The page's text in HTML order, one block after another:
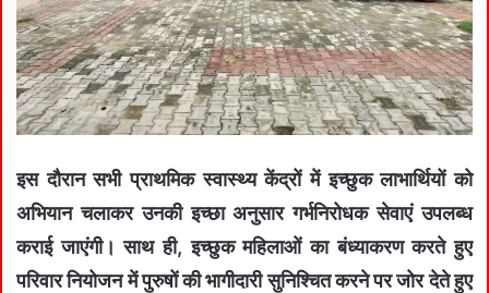
इस दौरान सभी प्राथमिक स्वास्थ्य केंद्रों में इच्छुक लाभार्थियों को
अभियान चलाकर उनकी इच्छा अनुसार गर्भनिरोधक सेवाएं उपलब्ध
कराई जाएंगी। साथ ही, इच्छुक महिलाओं का बंध्याकरण करते हुए
परिवार नियोजन में पुरुषों की भागीदारी सुनिश्चित करने पर जोर देते हुए